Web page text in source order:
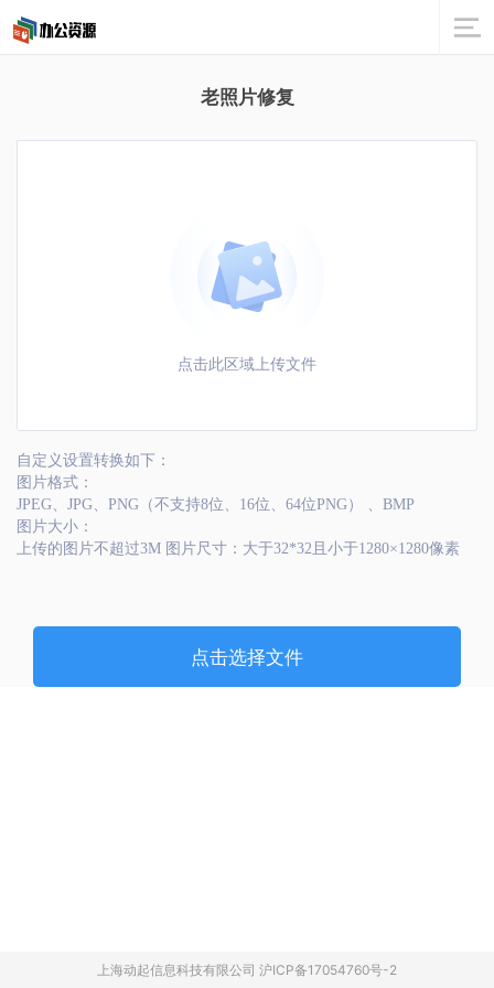
老照片修复
点击此区域上传文件
自定义设置转换如下：
图片格式：
JPEG、JPG、PNG（不支持8位、16位、64位PNG） 、BMP
图片大小：
上传的图片不超过3M 图片尺寸：大于32*32且小于1280×1280像素
点击选择文件
上海动起信息科技有限公司 沪ICP备17054760号-2